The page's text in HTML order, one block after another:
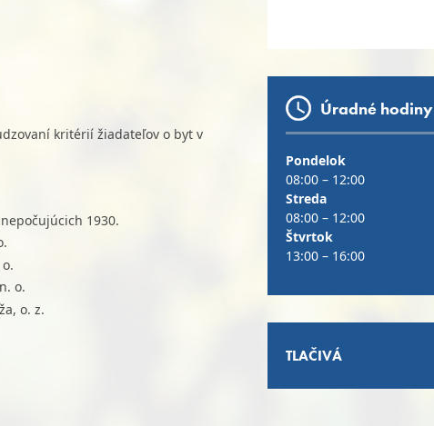
kritérií žiadateľov o byt v
1930.
o.
o. z.
Úradné hodiny
Pondelok
08:00 – 12:00
Streda
08:00 – 12:00
Štvrtok
13:00 – 16:00
TLAČIVÁ